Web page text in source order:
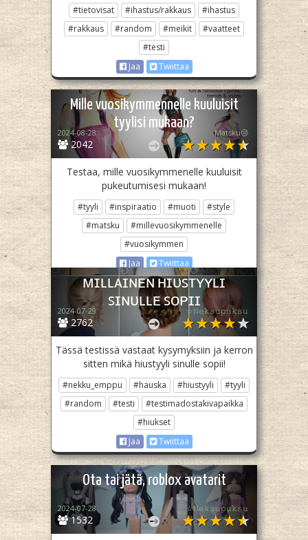
#tietovisat
#ihastus/rakkaus
#ihastus
#rakkaus
#random #meikit
#vaatteet
#testi
Jaa
Twiittaa
Mille vuosikymmennelle kuuluisit
tyylisi mukaan?
2042
2024-08-28 Matsku😒
Testaa, mille vuosikymmenelle kuuluisit
pukeutumisesi mukaan!
#tyyli #inspiraatio #muoti
#style
#matsku
#millevuosikymmenelle
#vuosikymmen
Jaa
Twiittaa
ᴍɪʟʟᴀɪɴᴇɴ ʜɪᴜꜱᴛʏʏʟɪ
ꜱɪɴᴜʟʟᴇ ꜱᴏᴘɪɪ
2762
2024-07-29 ☆𝙽𝚎𝚔𝚜𝚞𝚙𝚞𝚔𝚜𝚞
Tässä testissä vastaat kysymyksiin ja kerron
sitten mikä hiustyyli sinulle sopii!
#nekku_emppu #hauska #hiustyyli
#tyyli
#random
#testi
#testimadostakivapaikka
#hiukset
Jaa
Twiittaa
Ota tai jätä, roblox avatarit
1532
2024-07-28 ☆𝙽𝚎𝚔𝚜𝚞𝚙𝚞𝚔𝚜𝚞